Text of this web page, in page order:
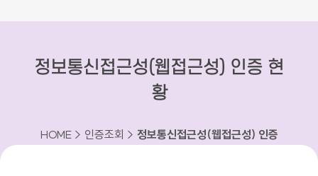
정보통신접근성(웹접근성) 인증 현
황
HOME > 인증조회 > 정보통신접근성(웹접근성) 인증